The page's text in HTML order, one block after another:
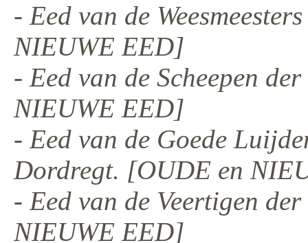
- Eed van de
NIEUWE EED]
- Eed van de Scheepen
NIEUWE EED]
- Eed van de Goede
Dordregt. [OUDE en
- Eed van de Veertigen
NIEUWE EED]